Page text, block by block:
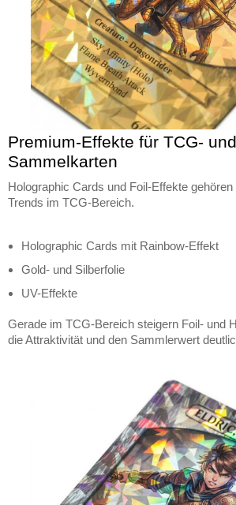
Premium-Effekte für TCG- und
Sammelkarten
Holographic Cards und Foil-Effekte
Trends im TCG-Bereich.
Holographic Cards mit Rainbow-Effekt
Gold- und Silberfolie
UV-Effekte
Gerade im TCG-Bereich steigern Foil- und
die Attraktivität und den Sammlerwert